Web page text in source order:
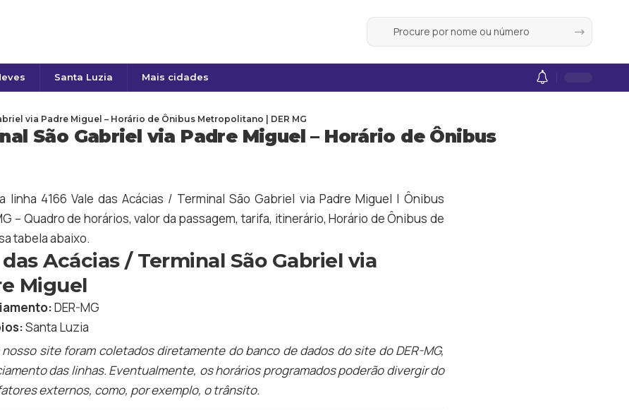
Santa Luzia Mais cidades
São Gabriel via Padre Miguel – Horário de Ônibus
via Padre Miguel – Horário de Ônibus Metropolitano | DER MG
linha 4166 Vale das Acácias / Terminal São Gabriel via Padre Miguel | Ônibus
– Quadro de horários, valor da passagem, tarifa, itinerário, Horário de Ônibus de
tabela abaixo.
Acácias / Terminal São Gabriel via
Miguel
DER-MG
Santa Luzia
site foram coletados diretamente do banco de dados do site do DER-MG,
das linhas. Eventualmente, os horários programados poderão divergir do
externos, como, por exemplo, o trânsito.